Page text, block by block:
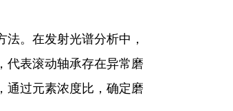
。在发射光谱分析中，
代表滚动轴承存在异常磨
通过元素浓度比，确定磨